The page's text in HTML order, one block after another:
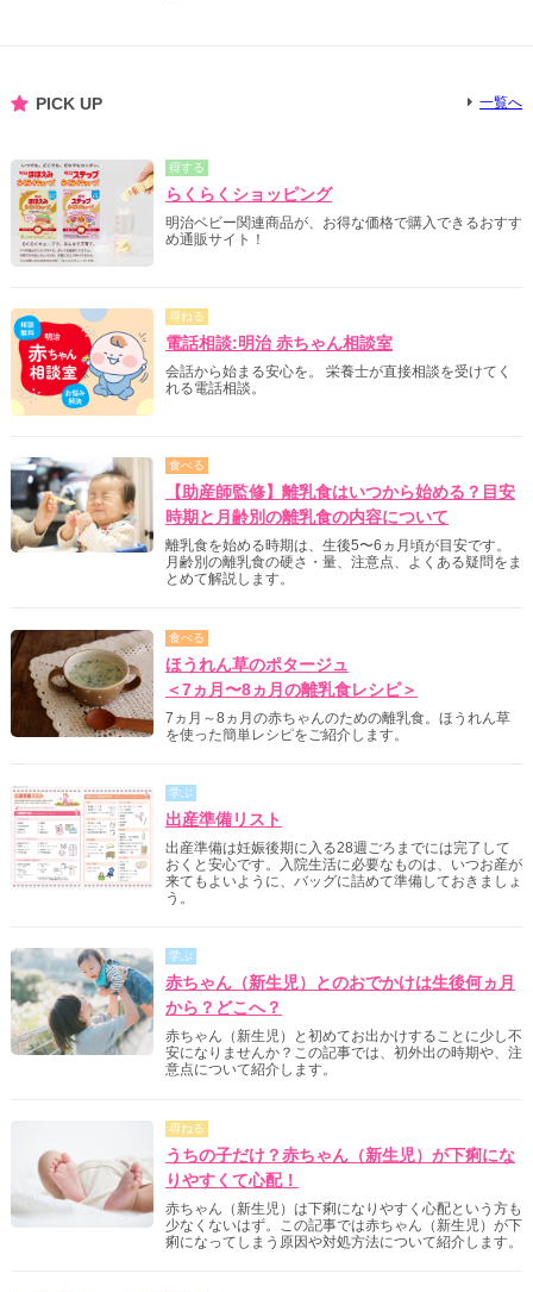
PICK UP 一覧へ
得する
らくらくショッピング
明治ベビー関連商品が、お得な価格で購入できるおすす
め通販サイト！
尋ねる
電話相談:明治 赤ちゃん相談室
会話から始まる安心を。 栄養士が直接相談を受けてく
れる電話相談。
食べる
【助産師監修】離乳食はいつから始める？目安
時期と月齢別の離乳食の内容について
離乳食を始める時期は、生後5〜6ヵ月頃が目安です。
月齢別の離乳食の硬さ・量、注意点、よくある疑問をま
とめて解説します。
食べる
ほうれん草のポタージュ
＜7ヵ月〜8ヵ月の離乳食レシピ＞
7ヵ月～8ヵ月の赤ちゃんのための離乳食。ほうれん草
を使った簡単レシピをご紹介します。
学ぶ
出産準備リスト
出産準備は妊娠後期に入る28週ごろまでには完了して
おくと安心です。入院生活に必要なものは、いつお産が
来てもよいように、バッグに詰めて準備しておきましょ
う。
学ぶ
赤ちゃん（新生児）とのおでかけは生後何ヵ月
から？どこへ？
赤ちゃん（新生児）と初めてお出かけすることに少し不
安になりませんか？この記事では、初外出の時期や、注
意点について紹介します。
尋ねる
うちの子だけ？赤ちゃん（新生児）が下痢にな
りやすくて心配！
赤ちゃん（新生児）は下痢になりやすく心配という方も
少なくないはず。この記事では赤ちゃん（新生児）が下
痢になってしまう原因や対処方法について紹介します。